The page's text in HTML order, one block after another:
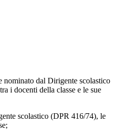
nominato dal Dirigente scolastico
i docenti della classe e le sue
scolastico (DPR 416/74), le